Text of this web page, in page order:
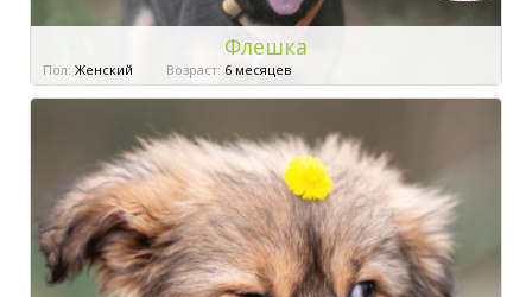
Флешка
Пол: Женский Возраст: 6 месяцев